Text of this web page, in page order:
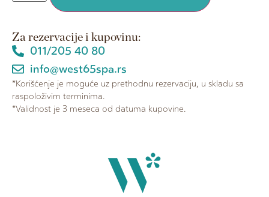
Za rezervacije i kupovinu:
011/205 40 80
info@west65spa.rs
*Korišćenje je moguće uz prethodnu rezervaciju, u skladu sa
raspoloživim terminima.
*Validnost je 3 meseca od datuma kupovine.